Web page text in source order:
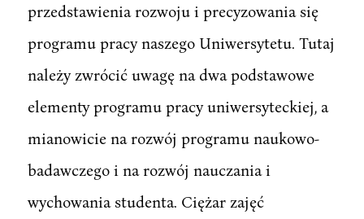
przedstawienia rozwoju i precyzowania się
programu pracy naszego Uniwersytetu. Tutaj
należy zwrócić uwagę na dwa podstawowe
elementy programu pracy uniwersyteckiej, a
mianowicie na rozwój programu naukowo-
badawczego i na rozwój nauczania i
wychowania studenta. Ciężar zajęć